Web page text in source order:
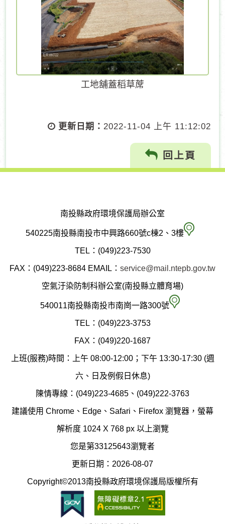
工地舖蓋稻草蓆
更新日期： 2022-11-04 上午 11:12:02
回上頁
南投縣政府環境保護局辦公室
540225南投縣南投市中興路660號c棟2、3樓 南
縣
保
局
圖
TEL：(049)223-7530
FAX：(049)223-8684 EMAIL： service@mail.ntepb.gov.tw
空氣汙染防制科辦公室(南投縣立體育場)
540011南投縣南投市南崗一路300號 空
染
制
科
(南
TEL：(049)223-3753
FAX：(049)220-1687
上班(服務)時間：上午 08:00-12:00；下午 13:30-17:30 (週
六、日及例假日休息)
陳情專線：(049)223-4685、(049)222-3763
建議使用 Chrome、Edge、Safari、Firefox 瀏覽器，螢幕
解析度 1024 X 768 px 以上瀏覽
您是第33125643瀏覽者
更新日期：2026-08-07
Copyright©2013南投縣政府環境保護局版權所有